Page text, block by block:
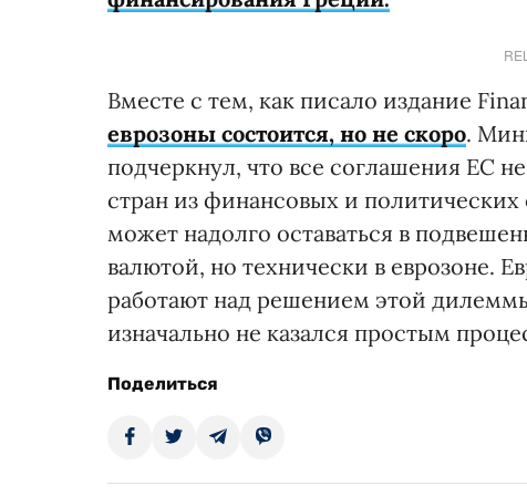
Вместе с тем, как писало издание
еврозоны состоится, но не скоро.
подчеркнул, что все соглашения ЕС
стран из финансовых и
может надолго оставаться в
валютой, но технически в еврозоне.
работают над решением этой
изначально не казался простым
Поделиться